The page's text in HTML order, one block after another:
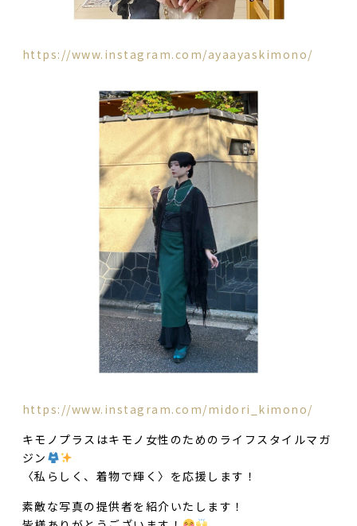
https://www.instagram.com/ayaayaskimono/
https://www.instagram.com/midori_kimono/
キモノプラスはキモノ女性のためのライフスタイルマガ
ジン
〈私らしく、着物で輝く〉を応援します！
素敵な写真の提供者を紹介いたします！